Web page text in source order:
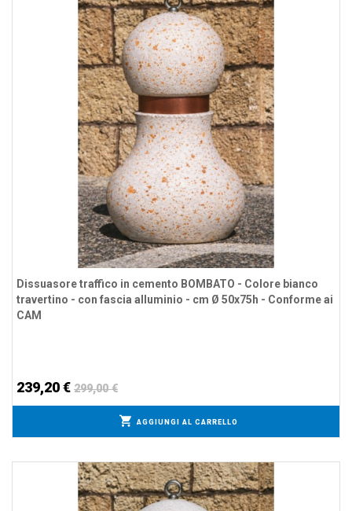
Dissuasore traffico in cemento BOMBATO - Colore bianco
travertino - con fascia alluminio - cm Ø 50x75h - Conforme ai
CAM
239,20 € 299,00 €
AGGIUNGI AL CARRELLO